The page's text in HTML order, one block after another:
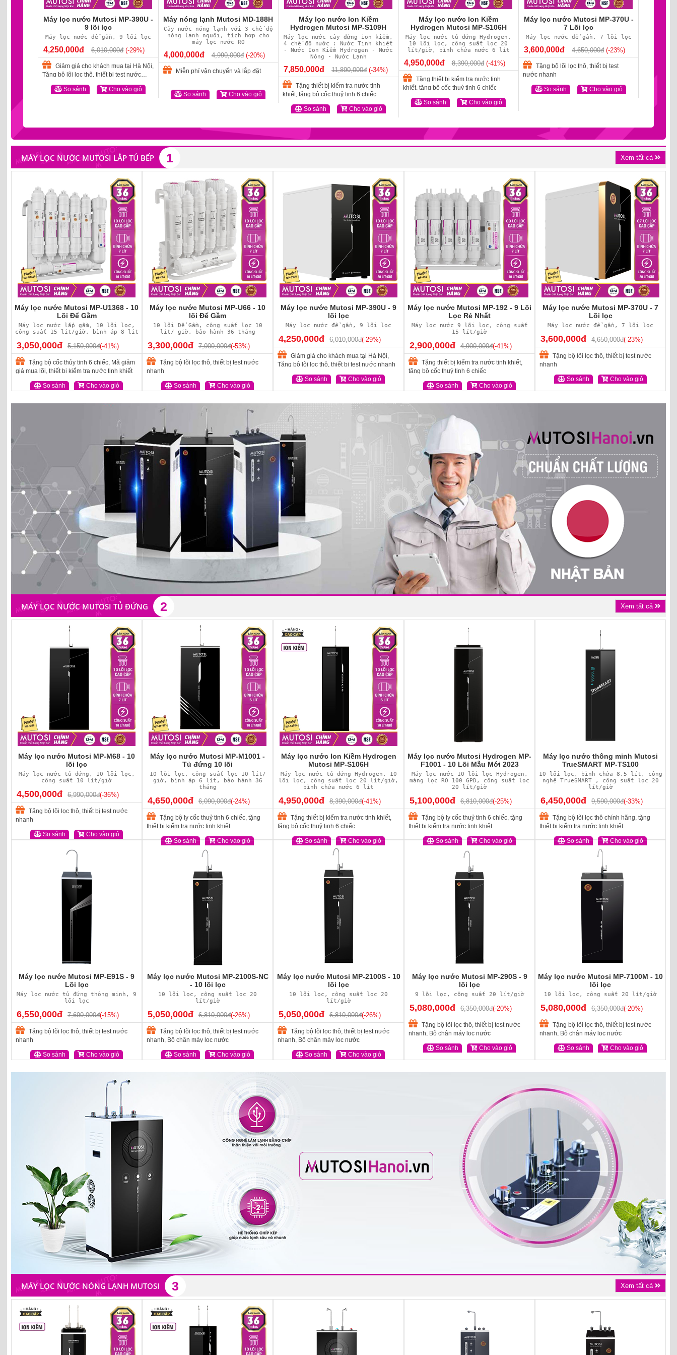
Máy lọc nước Mutosi MP-390U -
9 lõi lọc
Máy lọc nước để gần, 9 lõi lọc
4,250,000đ 6,010,000đ (-29%)
Giảm giá cho khách mua tại Hà Nội,
Tặng bộ lõi lọc thô, thiết bị test nước
nhanh
So sánh
Cho vào giỏ
Máy nóng lạnh Mutosi MD-188H
Cây nước nóng lạnh với 3 chế độ
nóng lạnh nguội, tích hợp cho
máy lọc nước RO
4,000,000đ 4,990,000đ (-20%)
Miễn phí vận chuyển và lắp đặt
So sánh Cho vào giỏ
Máy lọc nước Ion Kiềm
Hydrogen Mutosi MP-S109H
Máy lọc nước cây đứng ion kiềm,
4 chế độ nước : Nước Tinh khiết
- Nước Ion Kiềm Hydrogen - Nước
Nóng - Nước Lạnh
7,850,000đ 11,890,000đ (-34%)
Tặng thiết bị kiểm tra nước tinh
khiết, tặng bộ cốc thuỷ tinh 6 chiếc
So sánh Cho vào giỏ
Máy lọc nước Ion Kiềm
Hydrogen Mutosi MP-S106H
Máy lọc nước tủ đứng Hydrogen,
10 lõi lọc, công suất lọc 20
lít/giờ, bình chứa nước 6 lít
4,950,000đ 8,390,000đ (-41%)
Tặng thiết bị kiểm tra nước tinh
khiết, tặng bộ cốc thuỷ tinh 6 chiếc
So sánh Cho vào giỏ
Máy lọc nước Mutosi MP-370U -
7 Lõi lọc
Máy lọc nước để gần, 7 lõi lọc
3,600,000đ 4,650,000đ (-23%)
Tặng bộ lõi lọc thô, thiết bị test
nước nhanh
So sánh Cho vào giỏ
MÁY LỌC NƯỚC MUTOSI LẮP TỦ BẾP 1 Xem tất cả
Máy lọc nước Mutosi MP-U1368 - 10
Lõi Để Gầm
Máy lọc nước lắp gầm, 10 lõi lọc,
công suất 15 lít/giờ, bình áp 8 lít
3,050,000đ 5,150,000đ(-41%)
Tặng bộ cốc thủy tinh 6 chiếc, Mã giảm
giá mua lõi, thiết bị kiểm tra nước tinh khiết
So sánh Cho vào giỏ
Máy lọc nước Mutosi MP-U66 - 10
lõi Để Gầm
10 lõi Để Gầm, công suất lọc 10
lít/ giờ, bảo hành 36 tháng
3,300,000đ 7,000,000đ(-53%)
Tặng bộ lõi lọc thô, thiết bị test nước
nhanh
So sánh Cho vào giỏ
Máy lọc nước Mutosi MP-390U - 9
lõi lọc
Máy lọc nước để gần, 9 lõi lọc
4,250,000đ 6,010,000đ(-29%)
Giảm giá cho khách mua tại Hà Nội,
Tặng bộ lõi lọc thô, thiết bị test nước nhanh
So sánh Cho vào giỏ
Máy lọc nước Mutosi MP-192 - 9 Lõi
Lọc Rẻ Nhất
Máy lọc nước 9 lõi lọc, công suất
15 lít/giờ
2,900,000đ 4,900,000đ(-41%)
Tặng thiết bị kiểm tra nước tinh khiết,
tặng bộ cốc thuỷ tinh 6 chiếc
So sánh Cho vào giỏ
Máy lọc nước Mutosi MP-370U - 7
Lõi lọc
Máy lọc nước để gần, 7 lõi lọc
3,600,000đ 4,650,000đ(-23%)
Tặng bộ lõi lọc thô, thiết bị test nước
nhanh
So sánh Cho vào giỏ
MÁY LỌC NƯỚC MUTOSI TỦ ĐỨNG 2 Xem tất cả
Máy lọc nước Mutosi MP-M68 - 10
lõi lọc
Máy lọc nước tủ đứng, 10 lõi lọc,
công suất 10 lít/giờ
4,500,000đ 6,990,000đ(-36%)
Tặng bộ lõi lọc thô, thiết bị test nước
nhanh
So sánh Cho vào giỏ
Máy lọc nước Mutosi MP-M1001 -
Tủ đứng 10 lõi
10 lõi lọc, công suất lọc 10 lít/
giờ, bình áp 6 lít, bảo hành 36
tháng
4,650,000đ 6,090,000đ(-24%)
Tặng bộ ly cốc thuỷ tinh 6 chiếc, tặng
thiết bị kiểm tra nước tinh khiết
So sánh Cho vào giỏ
Máy lọc nước Ion Kiềm Hydrogen
Mutosi MP-S106H
Máy lọc nước tủ đứng Hydrogen, 10
lõi lọc, công suất lọc 20 lít/giờ,
bình chứa nước 6 lít
4,950,000đ 8,390,000đ(-41%)
Tặng thiết bị kiểm tra nước tinh khiết,
tặng bộ cốc thuỷ tinh 6 chiếc
So sánh Cho vào giỏ
Máy lọc nước Mutosi Hydrogen MP-
F1001 - 10 Lõi Mẫu Mới 2023
Máy lọc nước 10 lõi lọc Hydrogen,
màng lọc RO 100 GPD, công suất lọc
20 lít/giờ
5,100,000đ 6,810,000đ(-25%)
Tặng bộ ly cốc thuỷ tinh 6 chiếc, tặng
thiết bị kiểm tra nước tinh khiết
So sánh Cho vào giỏ
Máy lọc nước thông minh Mutosi
TrueSMART MP-TS100
10 lõi lọc, bình chứa 8.5 lít, công
nghệ TrueSMART , công suất lọc 20
lít/giờ
6,450,000đ 9,590,000đ(-33%)
Tặng bộ lõi lọc thô chính hãng, tặng
thiết bị kiểm tra nước tinh khiết
So sánh Cho vào giỏ
Máy lọc nước Mutosi MP-E91S - 9
Lõi lọc
Máy lọc nước tủ đứng thông minh, 9
lõi lọc
6,550,000đ 7,690,000đ(-15%)
Tặng bộ lõi lọc thô, thiết bị test nước
nhanh
So sánh Cho vào giỏ
Máy lọc nước Mutosi MP-2100S-NC
- 10 lõi lọc
10 lõi lọc, công suất lọc 20
lít/giờ
5,050,000đ 6,810,000đ(-26%)
Tặng bộ lõi lọc thô, thiết bị test nước
nhanh, Bộ chân máy lọc nước
So sánh Cho vào giỏ
Máy lọc nước Mutosi MP-2100S - 10
lõi lọc
10 lõi lọc, công suất lọc 20
lít/giờ
5,050,000đ 6,810,000đ(-26%)
Tặng bộ lõi lọc thô, thiết bị test nước
nhanh, Bộ chân máy lọc nước
So sánh Cho vào giỏ
Máy lọc nước Mutosi MP-290S - 9
lõi lọc
9 lõi lọc, công suất 20 lít/giờ
5,080,000đ 6,350,000đ(-20%)
Tặng bộ lõi lọc thô, thiết bị test nước
nhanh, Bộ chân máy lọc nước
So sánh Cho vào giỏ
Máy lọc nước Mutosi MP-7100M - 10
lõi lọc
10 lõi lọc, công suất 20 lít/giờ
5,080,000đ 6,350,000đ(-20%)
Tặng bộ lõi lọc thô, thiết bị test nước
nhanh, Bộ chân máy lọc nước
So sánh Cho vào giỏ
MÁY LỌC NƯỚC NÓNG LẠNH MUTOSI 3 Xem tất cả